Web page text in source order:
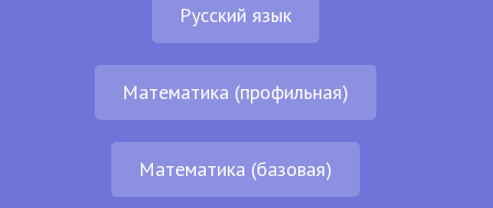
Русский язык
Математика (профильная)
Математика (базовая)